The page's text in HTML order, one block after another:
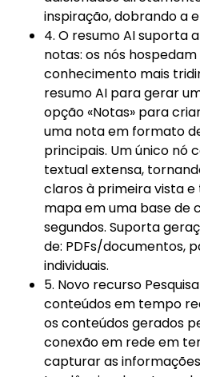
inspiração, dobrando a
4. O resumo AI suporta
notas: os nós
conhecimento mais
resumo AI para gerar
opção «Notas» para
uma nota em formato
principais. Um único nó
textual extensa,
claros à primeira vista
mapa em uma base de
segundos. Suporta
de: PDFs/documentos,
individuais.
5. Novo recurso
conteúdos em tempo
os conteúdos gerados
conexão em rede em
capturar as